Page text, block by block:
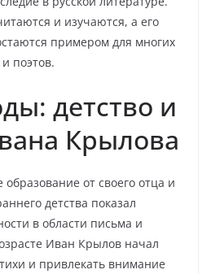
и изучаются, а его
примером для многих
поэтов.
детство и
Крылова
от своего отца и
детства показал
в области письма и
Иван Крылов начал
и привлекать внимание